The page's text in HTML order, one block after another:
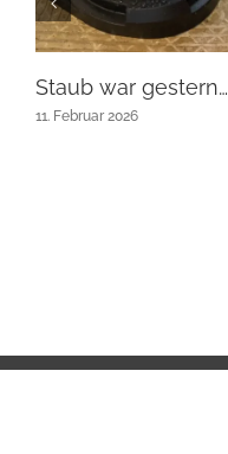
Staub war gestern…
11. Februar 2026